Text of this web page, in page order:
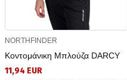
NORTHFINDER
Κοντομάνικη Μπλούζα DARCY
11,94 EUR